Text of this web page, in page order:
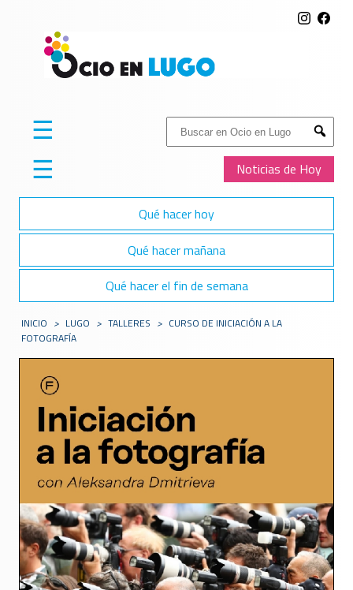
Buscar:
Submit
Noticias de Hoy
☰
☰
Qué hacer hoy
Qué hacer mañana
Qué hacer el fin de semana
INICIO > LUGO > TALLERES > CURSO DE INICIACIÓN A LA
FOTOGRAFÍA